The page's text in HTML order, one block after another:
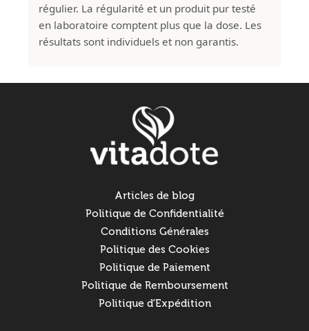
régulier. La régularité et un produit pur testé
en laboratoire comptent plus que la dose. Les
résultats sont individuels et non garantis.
Articles de blog
Politique de Confidentialité
Conditions Générales
Politique des Cookies
Politique de Paiement
Politique de Remboursement
Politique d'Expédition